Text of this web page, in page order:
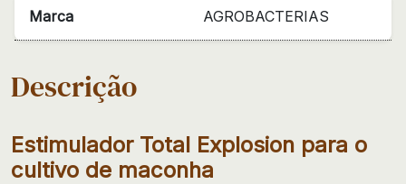
Marca AGROBACTERIAS
Descrição
Estimulador Total Explosion para o
cultivo de maconha